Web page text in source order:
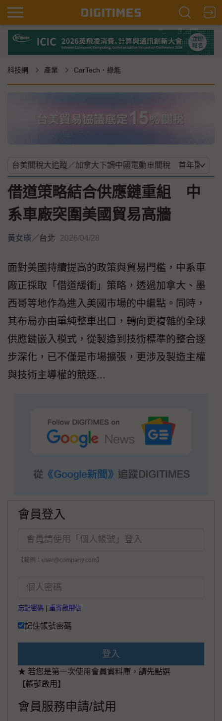
科技網 產業 CarTech．綠能
借道策略結合供應鏈重組 中
系車廠突圍美國貿易高牆
黃女瑛 ／台北 2026/04/28
面對美國持續提高的政策與貿易門檻，中系車
廠正採取「借道緩衝」策略，透過加拿大、墨
西哥等地作為進入美國市場的中繼點。同時，
其布局亦由單純整車出口，轉向更複雜的全球
供應鏈嵌入模式，從製造到技術標準的整合逐
步深化，已不僅是市場擴張，更涉及製造主權
與技術主導權的競逐...
會員登入
【範例：user@company.com】
忘記密碼 重寄啟用信
記住帳號密碼
登入
★ 若您是第一次使用會員資料庫，請先點選
【帳號啟用】
會員服務申請/試用